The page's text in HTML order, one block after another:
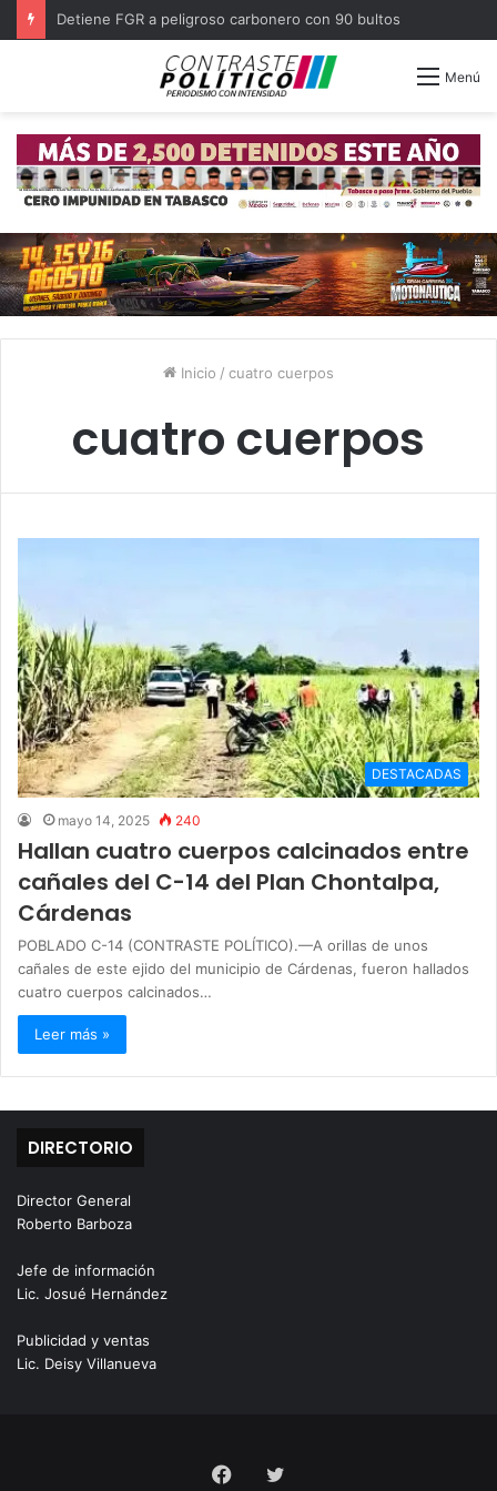
Detiene FGR a peligroso carbonero con 90 bultos
Menú
Inicio / cuatro cuerpos
cuatro cuerpos
DESTACADAS
mayo 14, 2025 240
Hallan cuatro cuerpos calcinados entre
cañales del C-14 del Plan Chontalpa,
Cárdenas
POBLADO C-14 (CONTRASTE POLÍTICO).—A orillas de unos
cañales de este ejido del municipio de Cárdenas, fueron hallados
cuatro cuerpos calcinados…
Leer más »
DIRECTORIO
Director General
Roberto Barboza
Jefe de información
Lic. Josué Hernández
Publicidad y ventas
Lic. Deisy Villanueva
FacebookTwitter